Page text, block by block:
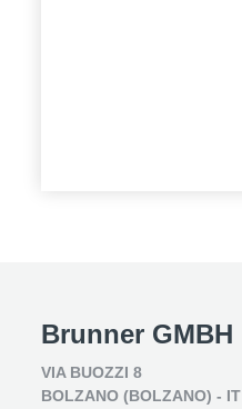
Brunner GMBH
VIA BUOZZI 8
BOLZANO (BOLZANO) - IT